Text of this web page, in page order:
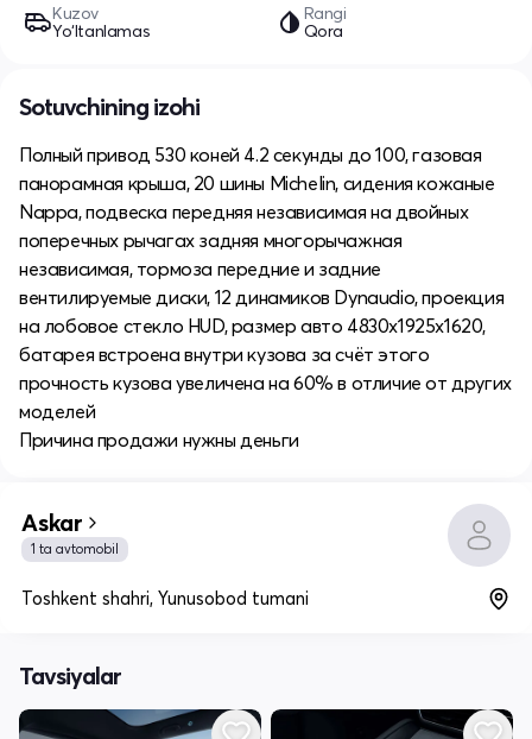
Kuzov
Yo‘ltanlamas
Rangi
Qora
Sotuvchining izohi
Полный привод 530 коней 4.2 секунды до 100, газовая
панорамная крыша, 20 шины Michelin, сидения кожаные
Nappa, подвеска передняя независимая на двойных
поперечных рычагах задняя многорычажная
независимая, тормоза передние и задние
вентилируемые диски, 12 динамиков Dynaudio, проекция
на лобовое стекло HUD, размер авто 4830х1925х1620,
батарея встроена внутри кузова за счёт этого
прочность кузова увеличена на 60% в отличие от других
моделей
Причина продажи нужны деньги
Askar
1 ta avtomobil
Toshkent shahri, Yunusobod tumani
Tavsiyalar